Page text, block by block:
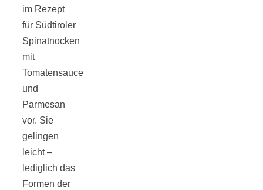
im Rezept
für Südtiroler
Spinatnocken
mit
Tomatensauce
und
Parmesan
vor. Sie
gelingen
leicht –
lediglich das
Formen der